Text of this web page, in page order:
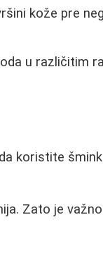
kože pre
u različitim
koristite
Zato je